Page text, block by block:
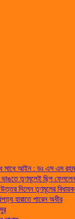
সাধে আইন : ডঃ এস এম
তৃণমূলেই ছিপ ফেললেন
দিলেন তৃণমূলের বিধায়ক
হারাতে পারেন অধীর